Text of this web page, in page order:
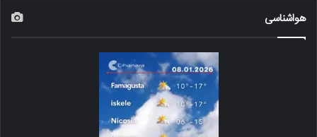
هواشناسی